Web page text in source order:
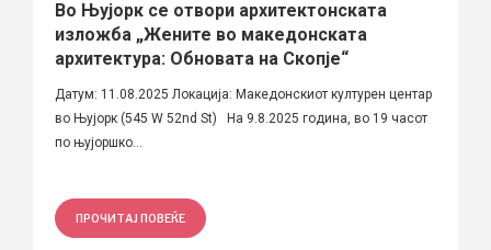
Во Њујорк се отвори архитектонската
изложба „Жените во македонската
архитектура: Обновата на Скопје“
Датум: 11.08.2025 Локација: Македонскиот културен центар
во Њујорк (545 W 52nd St) На 9.8.2025 година, во 19 часот
по њујоршко...
ПРОЧИТАЈ ПОВЕЌЕ